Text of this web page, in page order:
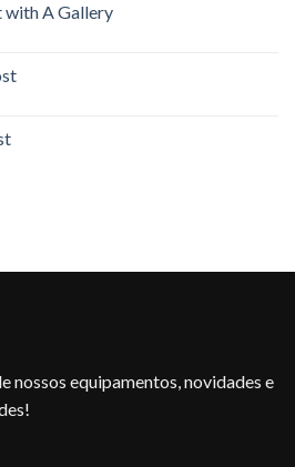
with A Gallery
nossos equipamentos, novidades e